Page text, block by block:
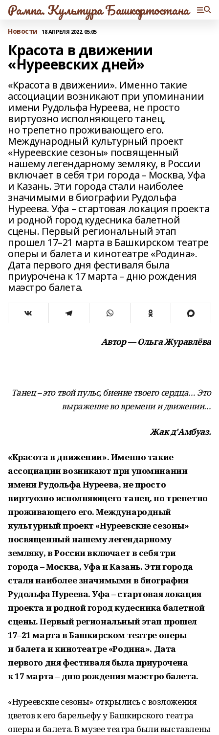
Рампа. Культура Башкортостана
Новости 18 АПРЕЛЯ 2022, 05:05
Красота в движении
«Нуреевских дней»
«Красота в движении». Именно такие
ассоциации возникают при упоминании
имени Рудольфа Нуреева, не просто
виртуозно исполняющего танец,
но трепетно проживающего его.
Международный культурный проект
«Нуреевские сезоны» посвященный
нашему легендарному земляку, в России
включает в себя три города – Москва, Уфа
и Казань. Эти города стали наиболее
значимыми в биографии Рудольфа
Нуреева. Уфа – стартовая локация проекта
и родной город кудесника балетной
сцены. Первый региональный этап
прошел 17–21 марта в Башкирском театре
оперы и балета и кинотеатре «Родина».
Дата первого дня фестиваля была
приурочена к 17 марта – дню рождения
маэстро балета.
Автор — Ольга Журавлёва
Танец – это твой пульс, биение твоего сердца… Это
выражение во времени и движении…
Жак д'Амбуаз.
«Красота в движении». Именно такие
ассоциации возникают при упоминании
имени Рудольфа Нуреева, не просто
виртуозно исполняющего танец, но трепетно
проживающего его. Международный
культурный проект «Нуреевские сезоны»
посвященный нашему легендарному
земляку, в России включает в себя три
города – Москва, Уфа и Казань. Эти города
стали наиболее значимыми в биографии
Рудольфа Нуреева. Уфа – стартовая локация
проекта и родной город кудесника балетной
сцены. Первый региональный этап прошел
17–21 марта в Башкирском театре оперы
и балета и кинотеатре «Родина». Дата
первого дня фестиваля была приурочена
к 17 марта – дню рождения маэстро балета.
«Нуреевские сезоны» открылись с возложения
цветов к его барельефу у Башкирского театра
оперы и балета. В музее театра были выставлены